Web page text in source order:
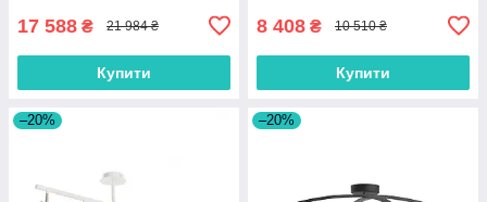
17 588 ₴ 21 984 ₴
Купити
8 408 ₴ 10 510 ₴
Купити
–20% –20%